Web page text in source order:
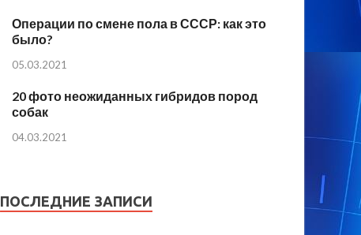
Операции по смене пола в СССР: как это
было?
05.03.2021
20 фото неожиданных гибридов пород
собак
04.03.2021
ПОСЛЕДНИЕ ЗАПИСИ